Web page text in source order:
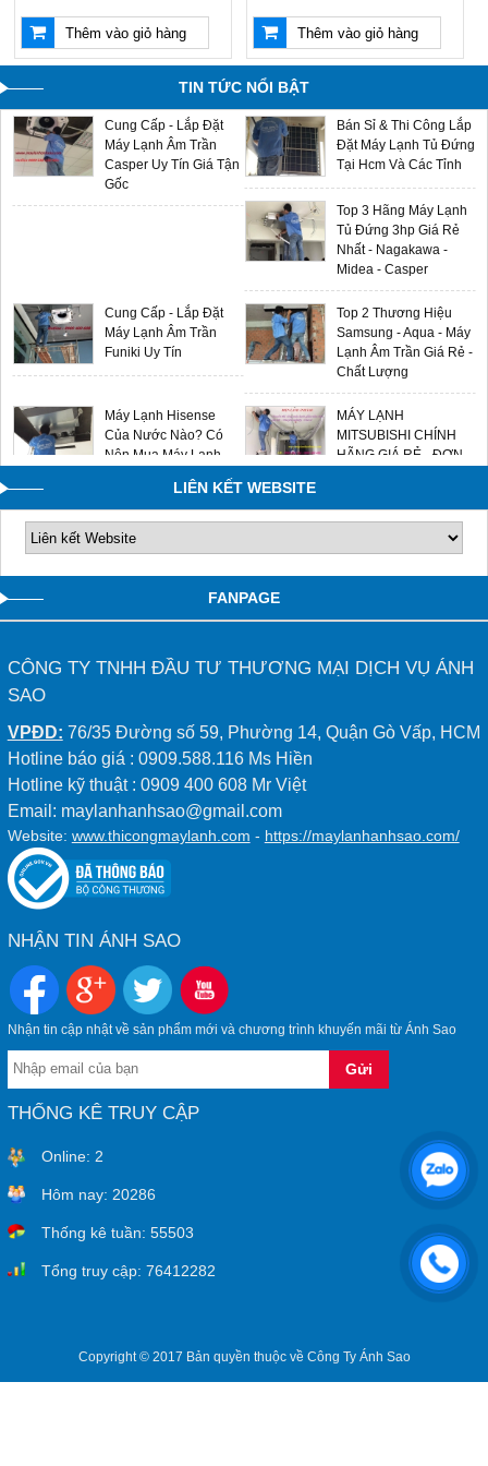
Thêm vào giỏ hàng Thêm vào giỏ hàng
TIN TỨC NỔI BẬT
Aqua - Đại Lý Phân
Phối Chính Hãng Giá
R32 - Sản Phẩm Mới
2024 Giá Sỉ Tại Ánh
Cung Cấp - Lắp Đặt
Máy Lạnh Âm Trần
Casper Uy Tín Giá Tận
Gốc
Bán Sỉ & Thi Công Lắp
Đặt Máy Lạnh Tủ Đứng
Tại Hcm Và Các Tỉnh
Top 3 Hãng Máy Lạnh
Tủ Đứng 3hp Giá Rẻ
Nhất - Nagakawa -
Midea - Casper
Cung Cấp - Lắp Đặt
Máy Lạnh Âm Trần
Funiki Uy Tín
Top 2 Thương Hiệu
Samsung - Aqua - Máy
Lạnh Âm Trần Giá Rẻ -
Chất Lượng
Máy Lạnh Hisense
Của Nước Nào? Có
Nên Mua Máy Lạnh
MÁY LẠNH
MITSUBISHI CHÍNH
HÃNG GIÁ RẺ - ĐƠN
0909588116
LIÊN KẾT WEBSITE
FANPAGE
CÔNG TY TNHH ĐẦU TƯ THƯƠNG MẠI DỊCH VỤ ÁNH
SAO
VPĐD: 76/35 Đường số 59, Phường 14, Quận Gò Vấp, HCM
Hotline báo giá : 0909.588.116 Ms Hiền
Hotline kỹ thuật : 0909 400 608 Mr Việt
Email: maylanhanhsao@gmail.com
Website: www.thicongmaylanh.com - https://maylanhanhsao.com/
NHẬN TIN ÁNH SAO
Nhận tin cập nhật về sản phẩm mới và chương trình khuyến mãi từ Ánh Sao
THỐNG KÊ TRUY CẬP
Online: 2
Hôm nay: 20286
Thống kê tuần: 55503
Tổng truy cập: 76412282
Copyright © 2017 Bản quyền thuộc về Công Ty Ánh Sao